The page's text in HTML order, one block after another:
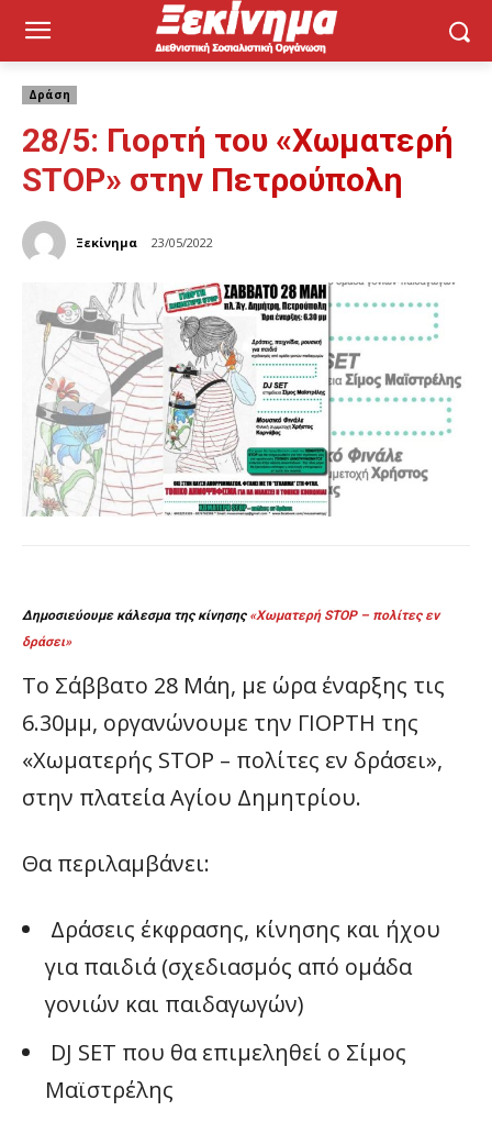
Δράση
28/5: Γιορτή του «Χωματερή
STOP» στην Πετρούπολη
Ξεκίνημα 23/05/2022
Δημοσιεύουμε κάλεσμα της κίνησης «Χωματερή STOP – πολίτες εν
δράσει»
Το Σάββατο 28 Μάη, με ώρα έναρξης τις
6.30μμ, οργανώνουμε την ΓΙΟΡΤΗ της
«Χωματερής STOP – πολίτες εν δράσει»,
στην πλατεία Αγίου Δημητρίου.
Θα περιλαμβάνει:
Δράσεις έκφρασης, κίνησης και ήχου
για παιδιά (σχεδιασμός από ομάδα
γονιών και παιδαγωγών)
DJ SET που θα επιμεληθεί ο Σίμος
Μαϊστρέλης